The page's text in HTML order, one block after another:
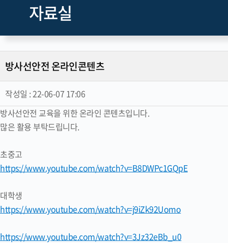
자료실
방사선안전 온라인콘텐츠
작성일 :22-06-07 17:06
방사선안전 교육을 위한 온라인 콘텐츠입니다.
많은 활용 부탁드립니다.
초중고
https://www.youtube.com/watch?v=B8DWPc1GQpE
대학생
https://www.youtube.com/watch?v=j9iZk92Uomo
https://www.youtube.com/watch?v=3Jz32eBb_u0